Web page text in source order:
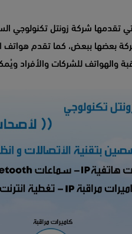
تقدمها شركة زونتل تكنولوجي
والهواتف للشركات والأفراد